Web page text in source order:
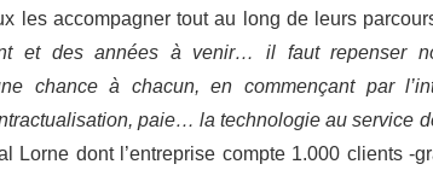
les accompagner tout au long de leurs
et des années à venir… il faut repenser
chance à chacun, en commençant par
paie… la technologie au service
Lorne dont l’entreprise compte 1.000 clients -